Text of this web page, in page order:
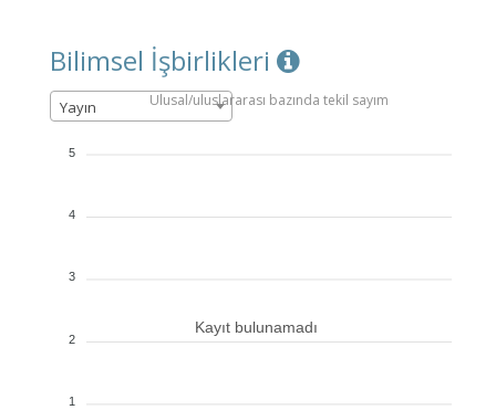
Bilimsel İşbirlikleri
Yayın Ulusal/uluslararası bazında tekil sayım
Kayıt bulunamadı
5
4
3
2
1